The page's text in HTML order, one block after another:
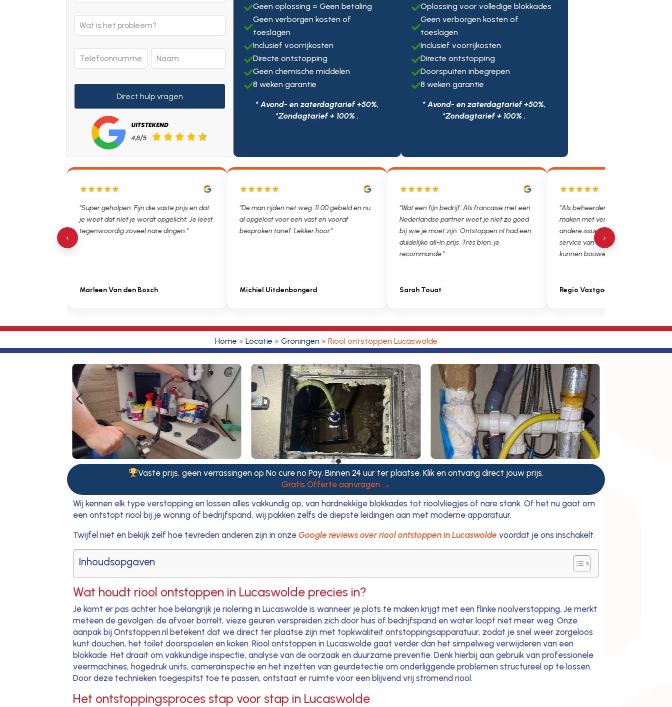
blank
Direct hulp vragen
Geen oplossing = Geen betaling

Geen verborgen kosten of
toeslagen
Inclusief voorrijkosten
Directe ontstopping
Geen chemische middelen
8 weken garantie
* Avond- en zaterdagtarief +50%,
*Zondagtarief + 100% .
Oplossing voor volledige blokkades

Geen verborgen kosten of
toeslagen
Inclusief voorrijkosten
Directe ontstopping
Doorspuiten inbegrepen
8 weken garantie
* Avond- en zaterdagtarief +50%,
*Zondagtarief + 100% .
"Super geholpen. Fijn die vaste prijs en dat
je weet dat niet je wordt opgelicht. Je leest
tegenwoordig zoveel nare dingen."
Marleen Van den Bosch
"De man rijden net weg. 11.00 gebeld en nu
al opgelost voor een vast en vooraf
besproken tarief. Lekker hoor."
Michiel Uitdenbongerd
"Wat een fijn bedrijf. Als francaise met een
Nederlandse partner weet je niet zo goed
bij wie je moet zijn. Ontstoppen.nl had een
duidelijke all-in prijs. Très bien, je
recommande."
Sarah Touat
"Als beheerder hebben we helaas
maken met verstoppingen,
andere issues. Het is super fijn dat
service van Ontstoppen.nl en
kunnen bouwen. Ga zo door!"
Regio Vastgoedbeheer
‹ ›
Home » Locatie » Groningen » Riool ontstoppen Lucaswolde
4 5
Vaste prijs, geen verrassingen op No cure no Pay. Binnen 24 uur ter plaatse. Klik en ontvang direct jouw prijs.
Gratis Offerte aanvragen →
Wij kennen elk type verstopping en lossen alles vakkundig op, van hardnekkige blokkades tot rioolvliegjes of nare stank. Of het nu gaat om
een ontstopt riool bij je woning of bedrijfspand, wij pakken zelfs de diepste leidingen aan met moderne apparatuur.
Twijfel niet en bekijk zelf hoe tevreden anderen zijn in onzeGoogle reviews over riool ontstoppen in Lucaswolde voordat je ons inschakelt.
Inhoudsopgaven
Wat houdt riool ontstoppen in Lucaswolde precies in?
Je komt er pas achter hoe belangrijk je riolering in Lucaswolde is wanneer je plots te maken krijgt met een flinke rioolverstopping. Je merkt
meteen de gevolgen: de afvoer borrelt, vieze geuren verspreiden zich door huis of bedrijfspand en water loopt niet meer weg. Onze
aanpak bij Ontstoppen.nl betekent dat we direct ter plaatse zijn met topkwaliteit ontstoppingsapparatuur, zodat je snel weer zorgeloos
kunt douchen, het toilet doorspoelen en koken. Riool ontstoppen in Lucaswolde gaat verder dan het simpelweg verwijderen van een
blokkade. Het draait om vakkundige inspectie, analyse van de oorzaak en duurzame preventie. Denk hierbij aan gebruik van professionele
veermachines, hogedruk units, camerainspectie en het inzetten van geurdetectie om onderliggende problemen structureel op te lossen.
Door deze technieken toegespitst toe te passen, ontstaat er ruimte voor een blijvend vrij stromend riool.
Het ontstoppingsproces stap voor stap in Lucaswolde